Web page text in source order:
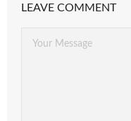
LEAVE COMMENT